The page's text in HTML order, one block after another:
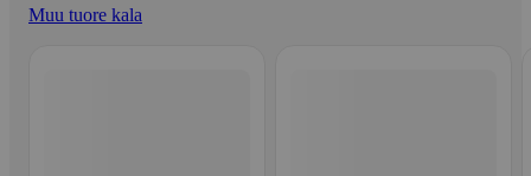
Muu tuore kala